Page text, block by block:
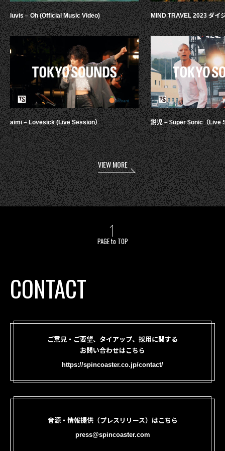
luvis – Oh (Official Music Video)
aimi – Lovesick (Live Session）
MIND TRAVEL 2023 ダイ
鋭児 – $uper $onic（Live
VIEW MORE
PAGE to TOP
CONTACT
ご意見・ご要望、タイアップ、採用に関する
お問い合わせはこちら
https://spincoaster.co.jp/contact/
音源・情報提供（プレスリリース）はこちら
press@spincoaster.com